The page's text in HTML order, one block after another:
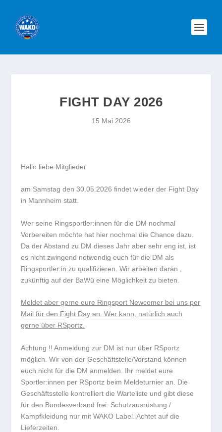
FIGHT DAY 2026
15 Mai 2026
Hallo liebe Mitglieder
am Samstag den 30.05.2026 findet wieder der Fight Day
in Mannheim statt.
Wer seine Ringsportler:innen für die DM nochmal
Vorbereiten möchte hat hier nochmal die Chance dazu.
Da der Abstand zu DM dieses Jahr aber sehr eng ist, ist
es nicht zwingend notwendig euch für die DM als
Ringsportler:in zu qualifizieren. Wir arbeiten daran ,
zukünftig auf der BaWü eine Möglichkeit zu bieten.
Meldet aber gerne eure Ringsport Newcomer bei uns per
Mail für den Fight Day an. Wer kann, natürlich auch
gerne über RSportz.
Achtung !! Anmeldung zur DM ist nur über RSportz
möglich. Wir von der Geschäftstelle/Vorstand können
euch nicht für die DM anmelden. Ihr meldet eure
Sportler:innen per RSportz beim Meldeturnier an. Die
Geschäftsstelle kontrolliert die Warteliste und gibt diese
für den Bundesverband frei. Schutzausrüstung /
Kampfkleidung nur mit WAKO Label. Achtet auf die
Lieferzeiten.